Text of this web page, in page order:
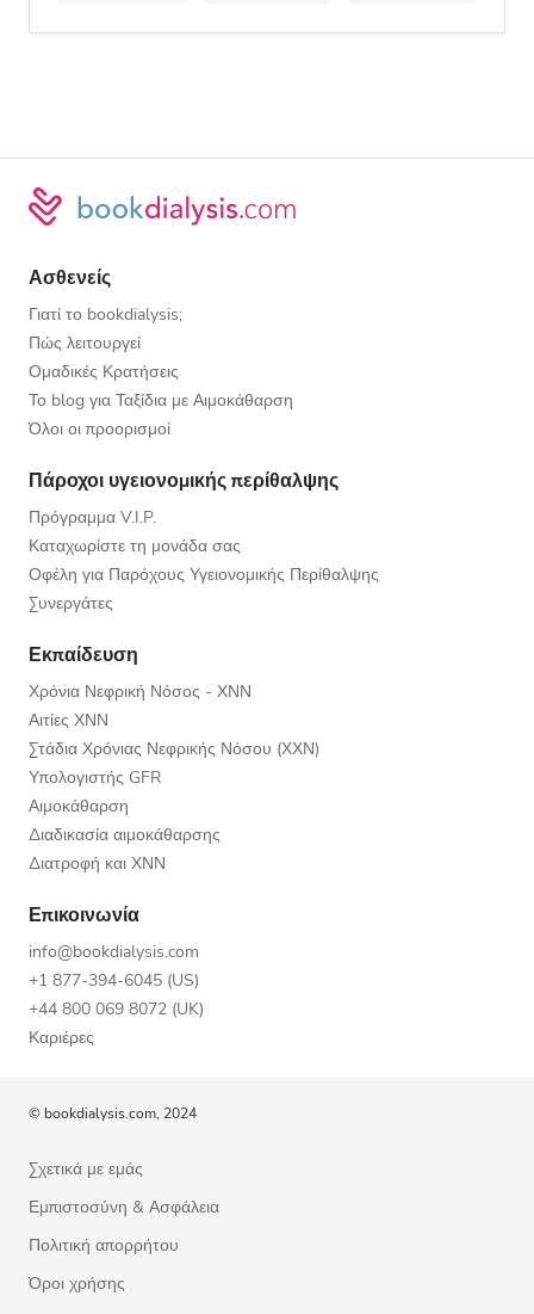
Ασθενείς
Γιατί το bookdialysis;
Πώς λειτουργεί
Ομαδικές Κρατήσεις
Το blog για Ταξίδια με Αιμοκάθαρση
Όλοι οι προορισμοί
Πάροχοι υγειονομικής περίθαλψης
Πρόγραμμα V.I.P.
Καταχωρίστε τη μονάδα σας
Οφέλη για Παρόχους Υγειονομικής Περίθαλψης
Συνεργάτες
Εκπαίδευση
Χρόνια Νεφρική Νόσος - ΧΝΝ
Αιτίες ΧΝΝ
Στάδια Χρόνιας Νεφρικής Νόσου (ΧΧΝ)
Υπολογιστής GFR
Αιμοκάθαρση
Διαδικασία αιμοκάθαρσης
Διατροφή και ΧΝΝ
Επικοινωνία
info@bookdialysis.com
+1 877-394-6045 (US)
+44 800 069 8072 (UK)
Καριέρες
© bookdialysis.com, 2024
Σχετικά με εμάς
Εμπιστοσύνη & Ασφάλεια
Πολιτική απορρήτου
Όροι χρήσης